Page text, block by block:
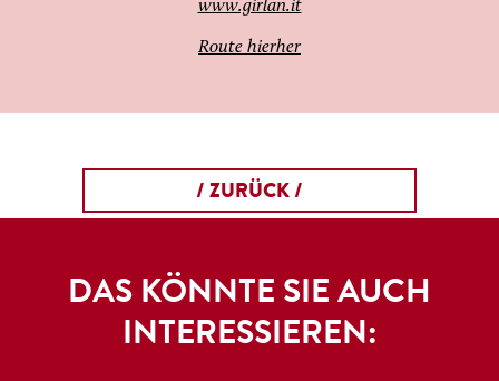
www.girlan.it
Route hierher
/ ZURÜCK /
DAS KÖNNTE SIE AUCH
INTERESSIEREN: